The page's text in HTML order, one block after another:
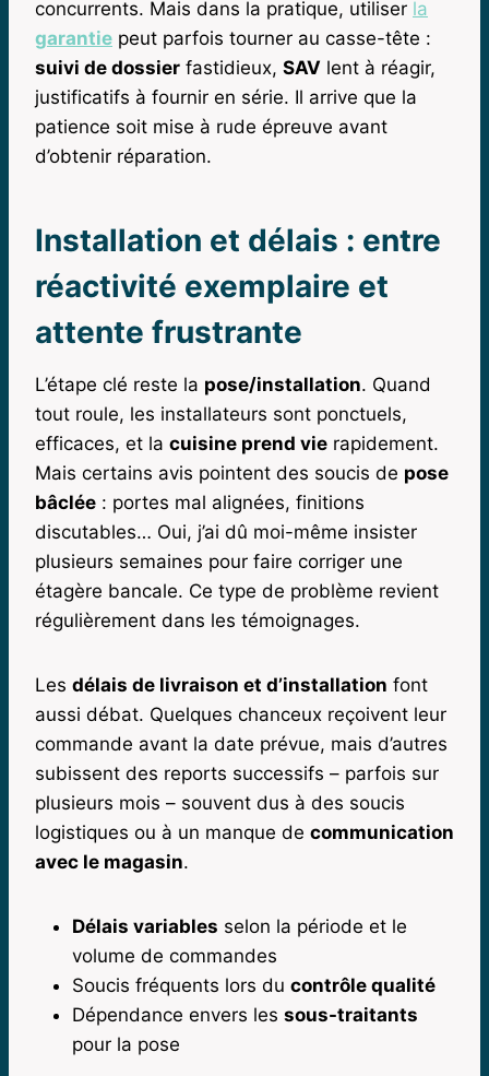
concurrents. Mais dans la pratique, utiliser la
garantie peut parfois tourner au casse-tête :
suivi de dossier fastidieux, SAV lent à réagir,
justificatifs à fournir en série. Il arrive que la
patience soit mise à rude épreuve avant
d’obtenir réparation.
Installation et délais : entre
réactivité exemplaire et
attente frustrante
L’étape clé reste la pose/installation. Quand
tout roule, les installateurs sont ponctuels,
efficaces, et la cuisine prend vie rapidement.
Mais certains avis pointent des soucis de pose
bâclée : portes mal alignées, finitions
discutables… Oui, j’ai dû moi-même insister
plusieurs semaines pour faire corriger une
étagère bancale. Ce type de problème revient
régulièrement dans les témoignages.
Les délais de livraison et d’installation font
aussi débat. Quelques chanceux reçoivent leur
commande avant la date prévue, mais d’autres
subissent des reports successifs – parfois sur
plusieurs mois – souvent dus à des soucis
logistiques ou à un manque de communication
avec le magasin.
Délais variables selon la période et le
volume de commandes
Soucis fréquents lors du contrôle qualité
Dépendance envers les sous-traitants
pour la pose